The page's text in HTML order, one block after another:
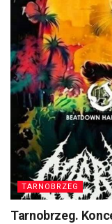
TARNOBRZEG
Tarnobrzeg.